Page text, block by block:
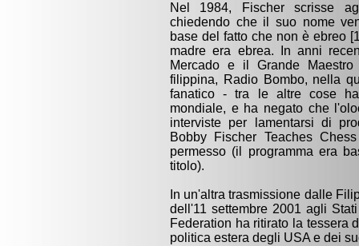
Nel 1984, Fischer scrisse
chiedendo che il suo nome
base del fatto che non è ebreo
madre era ebrea. In anni
Mercado e il Grande
filippina, Radio Bombo, nella
fanatico - tra le altre cose
mondiale, e ha negato che
interviste per lamentarsi di
Bobby Fischer Teaches
permesso (il programma era
titolo).
In un'altra trasmissione dalle
dell'11 settembre 2001 agli
Federation ha ritirato la tessera
politica estera degli USA e dei